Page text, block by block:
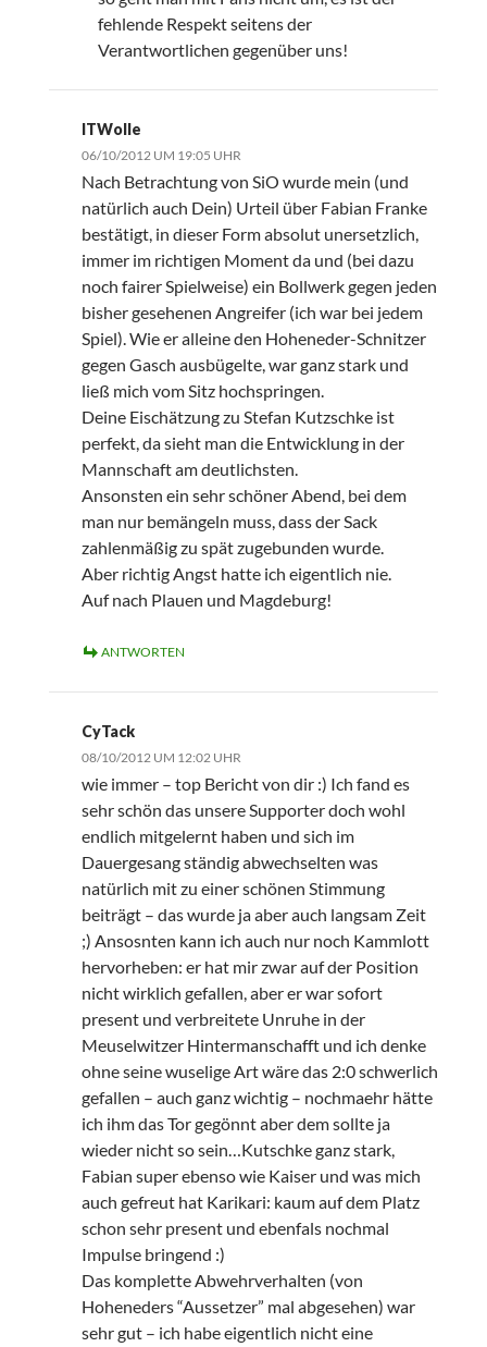
fehlende Respekt seitens der
Verantwortlichen gegenüber uns!
ITWolle
06/10/2012 UM 19:05 UHR
Nach Betrachtung von SiO wurde mein (und
natürlich auch Dein) Urteil über Fabian Franke
bestätigt, in dieser Form absolut unersetzlich,
immer im richtigen Moment da und (bei dazu
noch fairer Spielweise) ein Bollwerk gegen jeden
bisher gesehenen Angreifer (ich war bei jedem
Spiel). Wie er alleine den Hoheneder-Schnitzer
gegen Gasch ausbügelte, war ganz stark und
ließ mich vom Sitz hochspringen.
Deine Eischätzung zu Stefan Kutzschke ist
perfekt, da sieht man die Entwicklung in der
Mannschaft am deutlichsten.
Ansonsten ein sehr schöner Abend, bei dem
man nur bemängeln muss, dass der Sack
zahlenmäßig zu spät zugebunden wurde.
Aber richtig Angst hatte ich eigentlich nie.
Auf nach Plauen und Magdeburg!
ANTWORTEN
CyTack
08/10/2012 UM 12:02 UHR
wie immer – top Bericht von dir :) Ich fand es
sehr schön das unsere Supporter doch wohl
endlich mitgelernt haben und sich im
Dauergesang ständig abwechselten was
natürlich mit zu einer schönen Stimmung
beiträgt – das wurde ja aber auch langsam Zeit
;) Ansosnten kann ich auch nur noch Kammlott
hervorheben: er hat mir zwar auf der Position
nicht wirklich gefallen, aber er war sofort
present und verbreitete Unruhe in der
Meuselwitzer Hintermanschafft und ich denke
ohne seine wuselige Art wäre das 2:0 schwerlich
gefallen – auch ganz wichtig – nochmaehr hätte
ich ihm das Tor gegönnt aber dem sollte ja
wieder nicht so sein…Kutschke ganz stark,
Fabian super ebenso wie Kaiser und was mich
auch gefreut hat Karikari: kaum auf dem Platz
schon sehr present und ebenfals nochmal
Impulse bringend :)
Das komplette Abwehrverhalten (von
Hoheneders “Aussetzer” mal abgesehen) war
sehr gut – ich habe eigentlich nicht eine